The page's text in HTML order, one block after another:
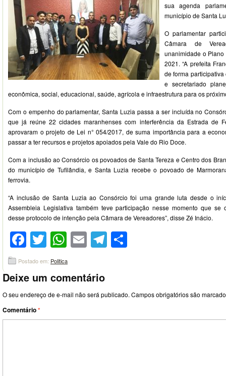
sua agenda
município de Santa
O parlamentar
Câmara de
unanimidade o
2021. “A prefeita
de forma
e secretariado
econômica, social, educacional, saúde, agrícola e infraestrutura para os
Com o empenho do parlamentar, Santa Luzia passa a ser incluída no
que já reúne 22 cidades maranhenses com interferência da Estrada de
aprovaram o projeto de Lei n° 054/2017, de suma importância para a
passar a ter recursos e projetos apoiados pela Vale do Rio Doce.
Com a inclusão ao Consórcio os povoados de Santa Tereza e Centro dos
do município de Tufilândia, e Santa Luzia recebe o povoado de
ferrovia.
“A inclusão de Santa Luzia ao Consórcio foi uma grande luta desde o
Assembleia Legislativa também teve participação nesse momento que se
desse protocolo de intenção pela Câmara de Vereadores”, disse Zé Inácio.
Facebook
Twitter
WhatsApp
EmailTelegram
Postado em: Politica
Deixe um comentário
O seu endereço de e-mail não será publicado. Campos obrigatórios são
Comentário*